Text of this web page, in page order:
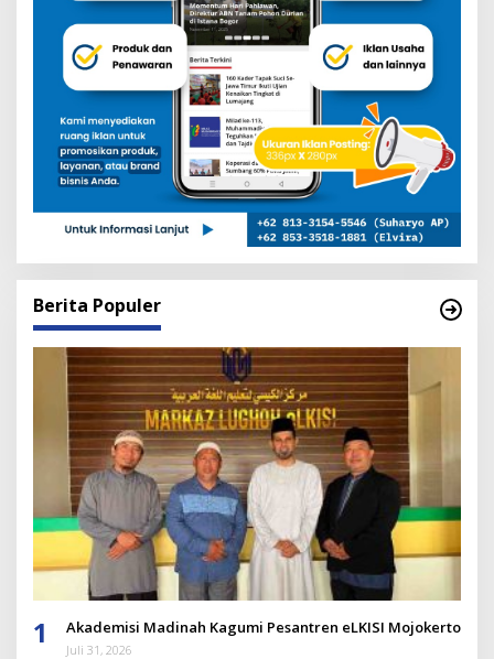
Berita Populer
1 Akademisi Madinah Kagumi Pesantren eLKISI Mojokerto
Juli 31, 2026